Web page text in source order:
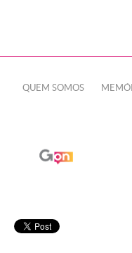
QUEM SOMOS